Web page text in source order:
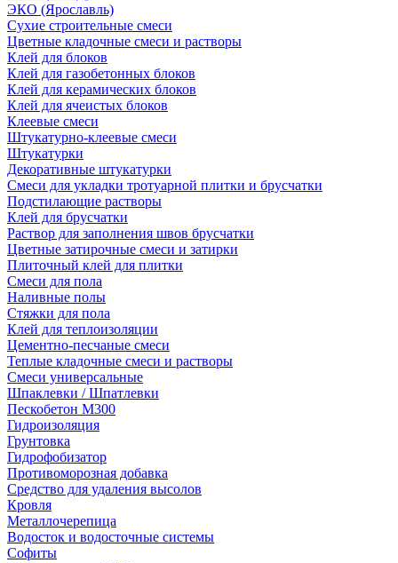
ЭКО (Ярославль)
Сухие строительные смеси
Цветные кладочные смеси и растворы
Клей для блоков
Клей для газобетонных блоков
Клей для керамических блоков
Клей для ячеистых блоков
Клеевые смеси
Штукатурно-клеевые смеси
Штукатурки
Декоративные штукатурки
Смеси для укладки тротуарной плитки и брусчатки
Подстилающие растворы
Клей для брусчатки
Раствор для заполнения швов брусчатки
Цветные затирочные смеси и затирки
Плиточный клей для плитки
Смеси для пола
Наливные полы
Стяжки для пола
Клей для теплоизоляции
Цементно-песчаные смеси
Теплые кладочные смеси и растворы
Смеси универсальные
Шпаклевки / Шпатлевки
Пескобетон М300
Гидроизоляция
Грунтовка
Гидрофобизатор
Противоморозная добавка
Средство для удаления высолов
Кровля
Металлочерепица
Водосток и водосточные системы
Софиты